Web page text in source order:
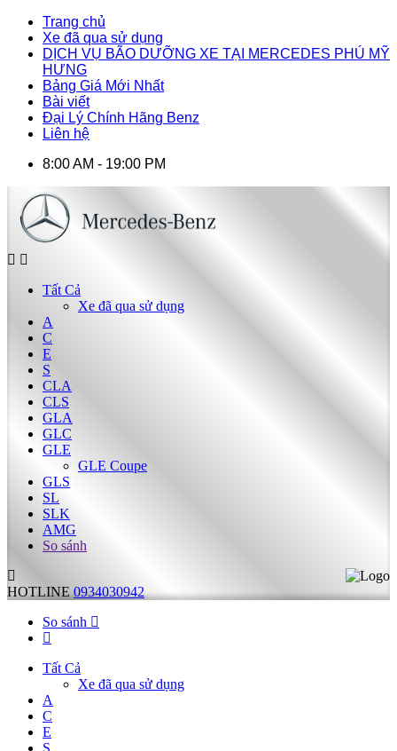
Trang chủ
Xe đã qua sử dụng
DỊCH VỤ BÃO DƯỠNG XE TẠI MERCEDES PHÚ MỸ
HƯNG
Bảng Giá Mới Nhất
Bài viết
Đại Lý Chính Hãng Benz
Liên hệ
8:00 AM - 19:00 PM
Tất Cả
Xe đã qua sử dụng
A
C
E
S
CLA
CLS
GLA
GLC
GLE
GLE Coupe
GLS
SL
SLK
AMG
So sánh
HOTLINE 0934030942
So sánh
Tất Cả
Xe đã qua sử dụng
A
C
E
S